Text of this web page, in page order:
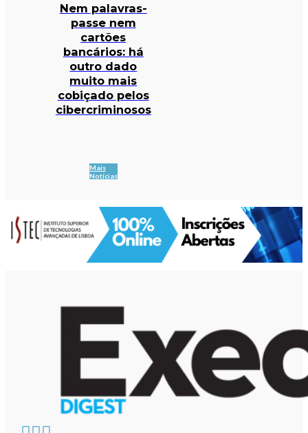
Nem palavras-
passe nem
cartões
bancários: há
outro dado
muito mais
cobiçado pelos
cibercriminosos
Mais
Notícias